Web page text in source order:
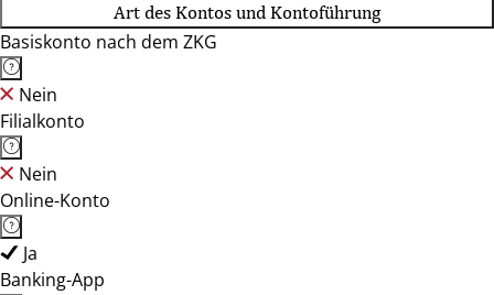
Art des Kontos und Kontoführung
Basiskonto nach dem ZKG
Nein
Filialkonto
Nein
Online-Konto
Ja
Banking-App